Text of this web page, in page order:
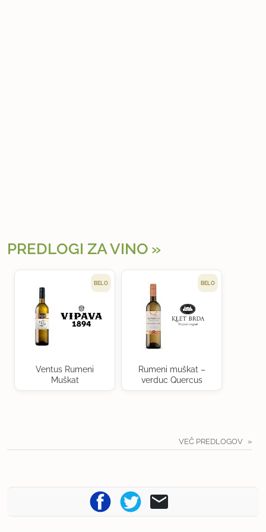
PREDLOGI ZA VINO
BELO
Ventus Rumeni
Muškat
BELO
Rumeni muškat –
verduc Quercus
VEČ PREDLOGOV